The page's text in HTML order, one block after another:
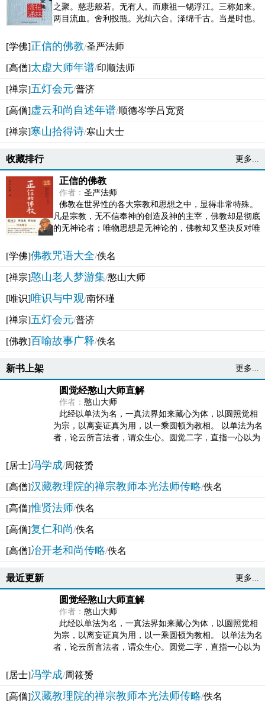
之聚。慈悲般若。无有人。而康祖一锡浮江。三称如来。
两目流血。舍利投瓶。光灿六合。泽绵千古。当是时也。
[学佛]正信的佛教/圣严法师
[高僧]太虚大师年谱/印顺法师
[禅宗]五灯会元/普济
[高僧]虚云和尚自述年谱/顺德岑学吕宽贤
[禅宗]寒山拾得诗/寒山大士
收藏排行 更多...
正信的佛教
作者： 圣严法师
佛教在世界性的各大宗教和思想之中，显得非常特殊。
凡是宗教，无不信奉神的创造及神的主宰，佛教却是彻底
的无神论者；唯物思想是无神论的，佛教却又坚决反对唯
[学佛]佛教咒语大全/佚名
[禅宗]憨山老人梦游集/憨山大师
[唯识]唯识与中观/南怀瑾
[禅宗]五灯会元/普济
[佛教]百喻故事广释/佚名
新书上架 更多...
圆觉经憨山大师直解
作者： 憨山大师
此经以单法为名，一真法界如来藏心为体，以圆照觉相
为宗，以离妄证真为用，以一乘圆顿为教相。 以单法为名
者，论云所言法者，谓众生心。圆觉二字，直指一心以为
[居士]冯学成/周筱赟
[高僧]汉藏教理院的禅宗教师本光法师传略/佚名
[高僧]惟贤法师/佚名
[高僧]复仁和尚/佚名
[高僧]冶开老和尚传略/佚名
最近更新 更多...
圆觉经憨山大师直解
作者： 憨山大师
此经以单法为名，一真法界如来藏心为体，以圆照觉相
为宗，以离妄证真为用，以一乘圆顿为教相。 以单法为名
者，论云所言法者，谓众生心。圆觉二字，直指一心以为
[居士]冯学成/周筱赟
[高僧]汉藏教理院的禅宗教师本光法师传略/佚名